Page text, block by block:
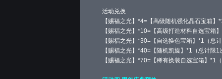
活动兑换
【赐福之光】*4=【高级随机强化晶石宝箱】
【赐福之光】*10=【高级打造材料自选宝箱
【赐福之光】*30=【自选换色宝箱】*1（总
【赐福之光】*40=【随机凯旋】*1（总计限1
【赐福之光】*70=【稀有换装自选宝箱】*1